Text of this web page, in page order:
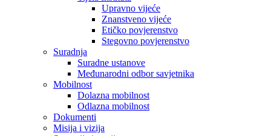
Upravno vijeće
Znanstveno vijeće
Etičko povjerenstvo
Stegovno povjerenstvo
Suradnja
Suradne ustanove
Međunarodni odbor savjetnika
Mobilnost
Dolazna mobilnost
Odlazna mobilnost
Dokumenti
Misija i vizija